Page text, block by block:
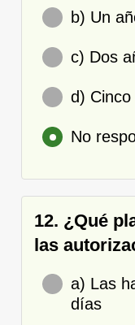
b) Un
c) Dos
d) Cinco
No
12. ¿Qué
las
a) Las
días